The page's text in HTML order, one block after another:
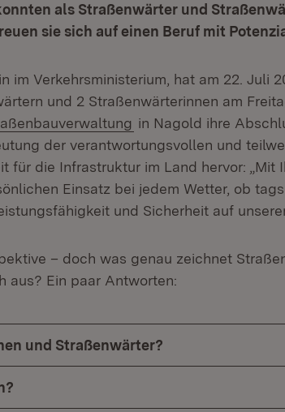
als Straßenwärter und
sie sich auf einen Beruf mit
im Verkehrsministerium, hat am 22. Juli
und 2 Straßenwärterinnen am
(Öffnet in neuem
in Nagold ihre
der verantwortungsvollen und
für die Infrastruktur im Land hervor: „Mit
Einsatz bei jedem Wetter, ob
und Sicherheit auf
– doch was genau zeichnet
aus? Ein paar Antworten:
und Straßenwärter?